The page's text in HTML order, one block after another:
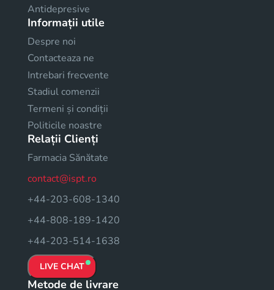
Antidepresive
Informații utile
Despre noi
Contacteaza ne
Intrebari frecvente
Stadiul comenzii
Termeni și condiții
Politicile noastre
Relații Clienți
Farmacia Sănătate
contact@ispt.ro
+44-203-608-1340
+44-808-189-1420
+44-203-514-1638
LIVE CHAT
Metode de livrare